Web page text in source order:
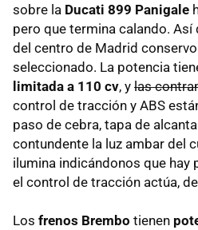
sobre la Ducati 899 Panigale
pero que termina calando.
del centro de Madrid conservo
seleccionado. La potencia
limitada a 110 cv, y las
control de tracción y ABS
paso de cebra, tapa de
contundente la luz ambar del
ilumina indicándonos que hay
el control de tracción actúa,
Los frenos Brembo tienen